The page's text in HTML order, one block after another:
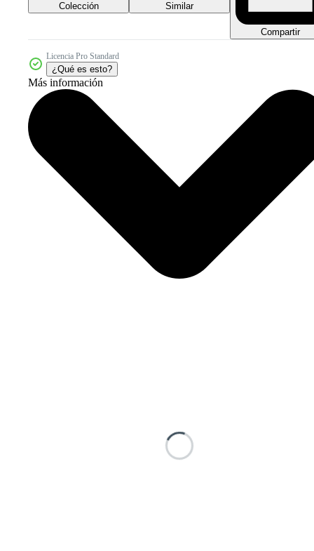
Colección Similar
Compartir
Licencia Pro Standard
¿Qué es esto?
Más información